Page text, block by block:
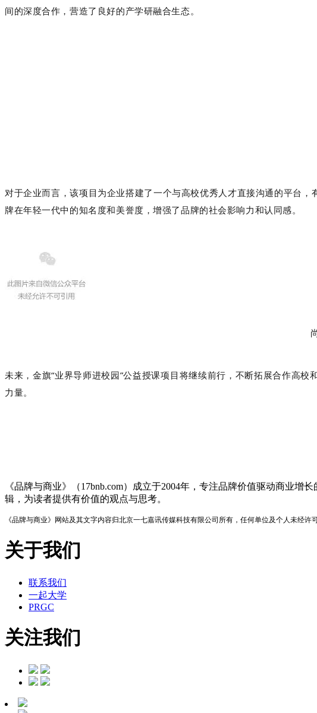
间的深度合作，营造了良好的产学研融合生态。
对于企业而言，该项目为企业搭建了一个与高校优秀人才直接沟通的平台
牌在年轻一代中的知名度和美誉度，增强了品牌的社会影响力和认同感。
未来，金旗“业界导师进校园”公益授课项目将继续前行，不断拓展合作高
力量。
《品牌与商业》（17bnb.com）成立于2004年，专注品牌价值驱动商业
辑，为读者提供有价值的观点与思考。
《品牌与商业》网站及其文字内容归北京一七嘉讯传媒科技有限公司所有，任何单位及个人未经许
关于我们
联系我们
一起大学
PRGC
关注我们